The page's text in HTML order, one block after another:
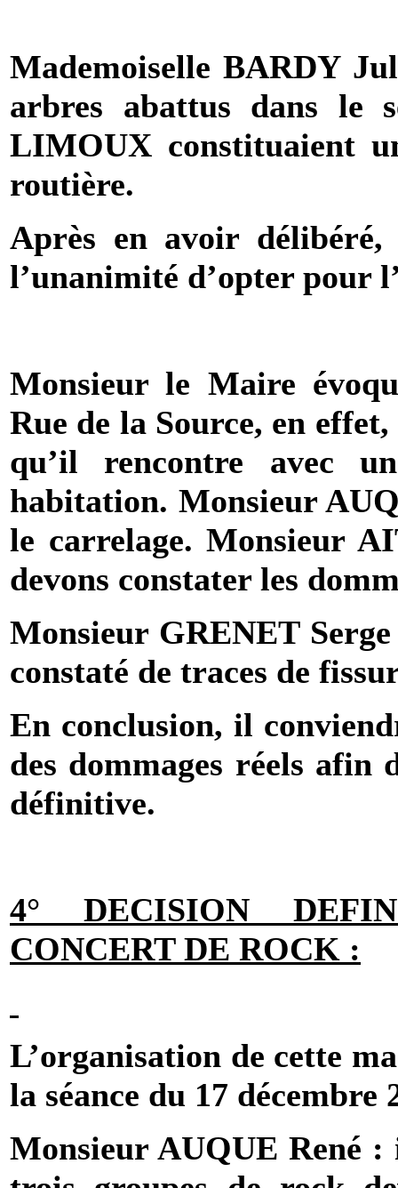
Mademoiselle BARDY
arbres abattus dans le
LIMOUX constituaient
routière.
Après en avoir
l’unanimité d’opter pour
Monsieur le Maire
Rue de la Source, en
qu’il rencontre avec
habitation. Monsieur
le carrelage. Monsieur
devons constater les
Monsieur GRENET Serge
constaté de traces de
En conclusion, il
des dommages réels afin
définitive.
4° DECISION
CONCERT DE ROCK :
L’organisation de cette
la séance du 17 décembre
Monsieur AUQUE René